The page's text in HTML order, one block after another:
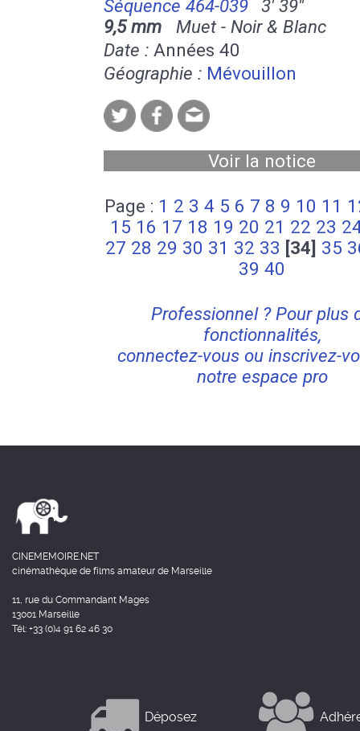
Séquence 464-039
3' 39''
9,5 mm Muet - Noir & Blanc
Date : Années 40
Géographie : Mévouillon
Voir la notice
Page : 1 2 3 4 5 6 7 8 9 10 11
15 16 17 18 19 20 21 22 23
27 28 29 30 31 32 33 [34] 35
39 40
Professionnel ? Pour plus
fonctionnalités,
connectez-vous ou inscrivez-
notre espace pro
CINEMEMOIRE.NET
cinémathèque de films amateur de Marseille
11, rue du Commandant Mages
13001 Marseille
Tél: +33 (0)4 91 62 46 30
Déposez